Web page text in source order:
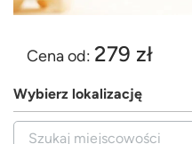
Cena od: 279 zł
Wybierz lokalizację